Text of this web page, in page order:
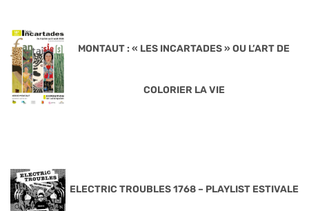
MONTAUT : « LES INCARTADES » OU L’ART DE
COLORIER LA VIE
ELECTRIC TROUBLES 1768 – PLAYLIST ESTIVALE